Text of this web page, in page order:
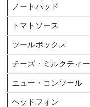
ノートパッド
トマトソース
ツールボックス
チーズ・ミルクティー
ニュー・コンソール
ヘッドフォン